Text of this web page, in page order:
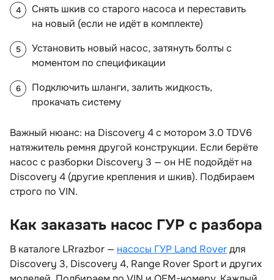
Снять шкив со старого насоса и переставить
на новый (если не идёт в комплекте)
Установить новый насос, затянуть болты с
моментом по спецификации
Подключить шланги, залить жидкость,
прокачать систему
Важный нюанс: на Discovery 4 с мотором 3.0 TDV6
натяжитель ремня другой конструкции. Если берёте
насос с разборки Discovery 3 — он НЕ подойдёт на
Discovery 4 (другие крепления и шкив). Подбираем
строго по VIN.
Как заказать насос ГУР с разбора
В каталоге LRrazbor — насосы ГУР Land Roverдля
Discovery 3, Discovery 4, Range Rover Sport и других